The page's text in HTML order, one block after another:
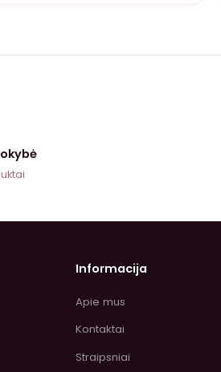
Informacija
Apie mus
Kontaktai
Straipsniai